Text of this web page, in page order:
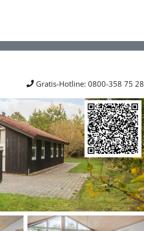
Gratis-Hotline: 0800-358 75 28